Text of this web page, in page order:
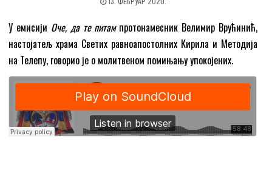
У емисији Оче, да те питам протонамесник Велимир Врућинић,
настојатељ храма Светих равноапостолних Кирила и Методија
на Телепу, говорио је о молитвеном помињању упокојених.